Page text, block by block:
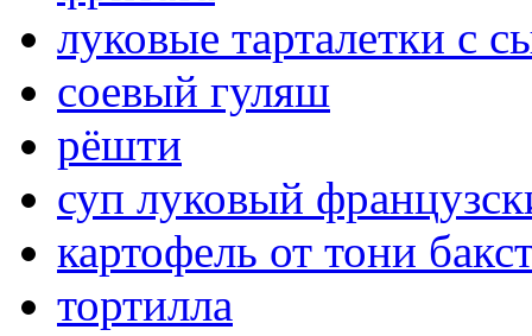
луковые тарталетки с
соевый гуляш
рёшти
суп луковый
картофель от тони
тортилла